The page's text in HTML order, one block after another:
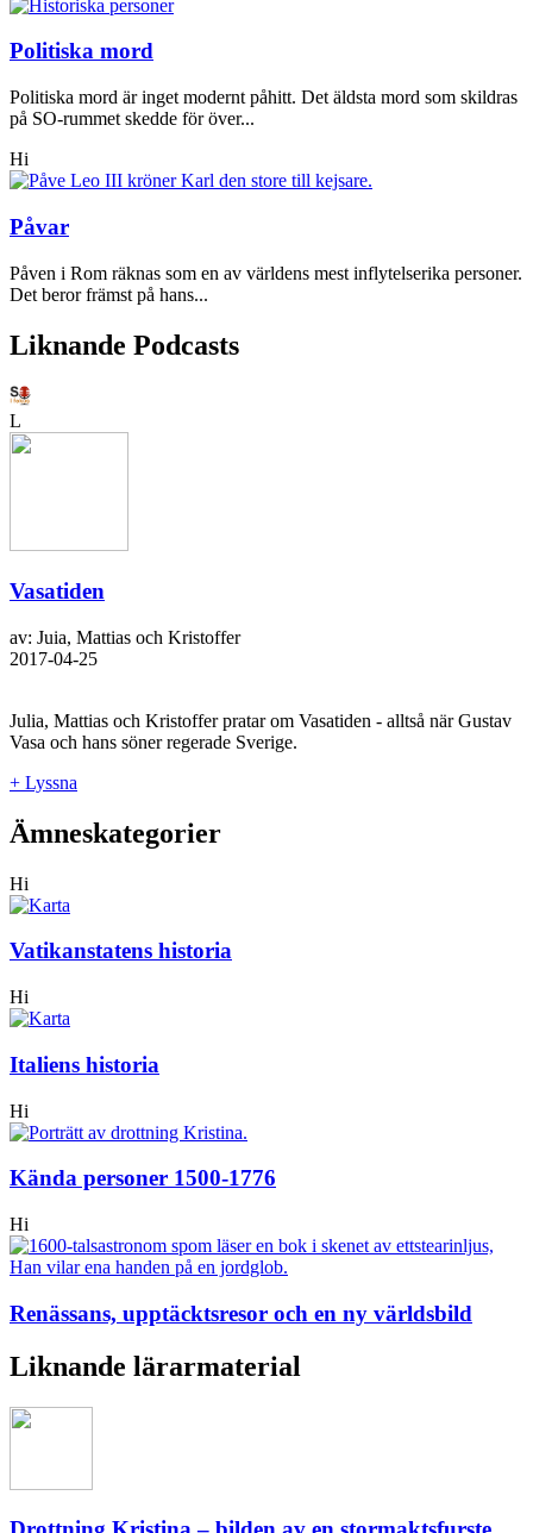
Politiska mord
Politiska mord är inget modernt påhitt. Det äldsta mord som skildras
på SO-rummet skedde för över...
Hi
Påvar
Påven i Rom räknas som en av världens mest inflytelserika personer.
Det beror främst på hans...
Liknande Podcasts
L
Vasatiden
av: Juia, Mattias och Kristoffer
2017-04-25
Julia, Mattias och Kristoffer pratar om Vasatiden - alltså när Gustav
Vasa och hans söner regerade Sverige.
+ Lyssna
Ämneskategorier
Hi
Vatikanstatens historia
Hi
Italiens historia
Hi
Kända personer 1500-1776
Hi
Renässans, upptäcktsresor och en ny världsbild
Liknande lärarmaterial